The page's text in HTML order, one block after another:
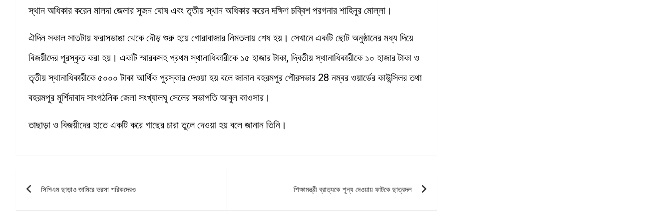
স্থান অধিকার করেন মালদা জেলার সুজন ঘোষ এবং তৃতীয় স্থান অধিকার করেন দক্ষিণ চব্বিশ পরগনার শাহিনুর মোল্লা।
ঐদিন সকাল সাতটায় ফরাসডাঙা থেকে দৌড় শুরু হয়ে গোরাবাজার নিমতলায় শেষ হয়। সেখানে একটি ছোট অনুষ্ঠানের মধ্য দিয়ে
বিজয়ীদের পুরস্কৃত করা হয়। একটি স্মারকসহ প্রথম স্থানাধিকারীকে ১৫ হাজার টাকা, দ্বিতীয় স্থানাধিকারীকে ১০ হাজার টাকা ও
তৃতীয় স্থানাধিকারীকে ৫০০০ টাকা আর্থিক পুরস্কার দেওয়া হয় বলে জানান বহরমপুর পৌরসভার 28 নম্বর ওয়ার্ডের কাউন্সিলর তথা
বহরমপুর মুর্শিদাবাদ সাংগঠনিক জেলা সংখ্যালঘু সেলের সভাপতি আবুল কাওসার।
তাছাড়া ও বিজয়ীদের হাতে একটি করে গাছের চারা তুলে দেওয়া হয় বলে জানান তিনি।
সিপিএম ছাড়াও জামিরে ভরসা শরিকদেরও শিক্ষামন্ত্রী ব্রাত্যকে শূন্য দেওয়ায় ফাটকে ছাত্রদল